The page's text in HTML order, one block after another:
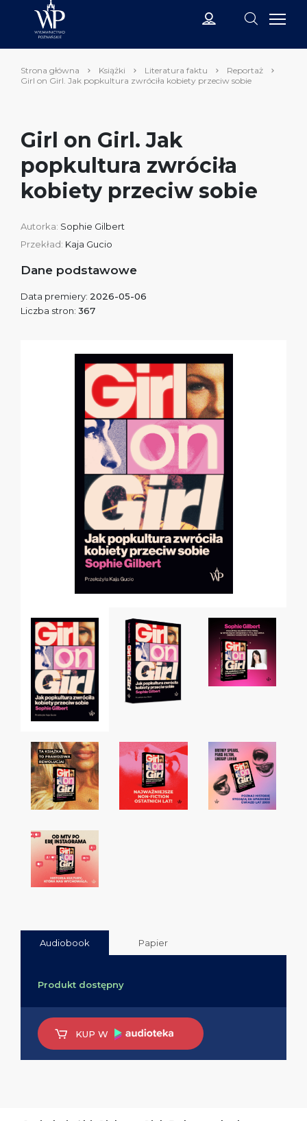
Strona główna Książki Literatura faktu
Reportaż
Girl on Girl. Jak popkultura zwróciła kobiety przeciw sobie
Girl on Girl. Jak
popkultura zwróciła
kobiety przeciw sobie
Autorka: Sophie Gilbert
Przekład: Kaja Gucio
Dane podstawowe
Data premiery: 2026-05-06
Liczba stron: 367
Audiobook Papier
Produkt dostępny
KUP W